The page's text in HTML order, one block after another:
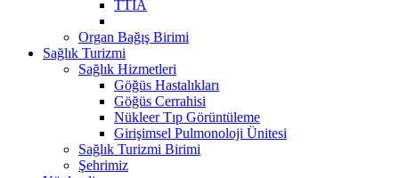
TTİA
Organ Bağış Birimi
Sağlık Turizmi
Sağlık Hizmetleri
Göğüs Hastalıkları
Göğüs Cerrahisi
Nükleer Tıp Görüntüleme
Girişimsel Pulmonoloji Ünitesi
Sağlık Turizmi Birimi
Şehrimiz